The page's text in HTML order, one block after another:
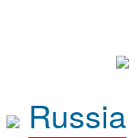
Russia